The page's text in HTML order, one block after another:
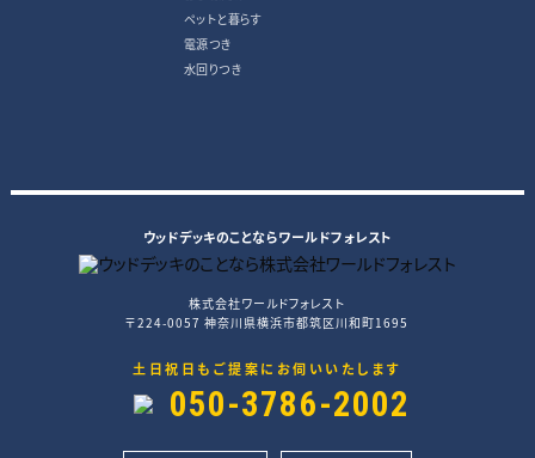
ペットと暮らす
電源つき
水回りつき
ウッドデッキのことならワールドフォレスト
株式会社ワールドフォレスト
〒224-0057 神奈川県横浜市都筑区川和町1695
土日祝日もご提案にお伺いいたします
050-3786-2002